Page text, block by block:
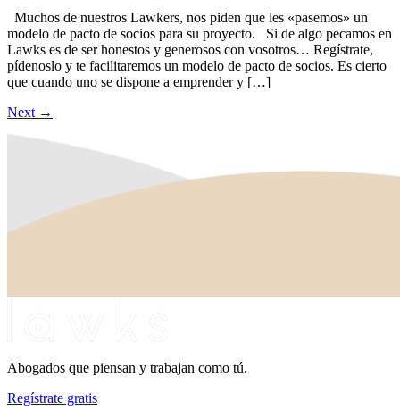
Muchos de nuestros Lawkers, nos piden que les «pasemos» un
modelo de pacto de socios para su proyecto. Si de algo pecamos en
Lawks es de ser honestos y generosos con vosotros… Regístrate,
pídenoslo y te facilitaremos un modelo de pacto de socios. Es cierto
que cuando uno se dispone a emprender y […]
Next →
Abogados que piensan y trabajan como tú.
Regístrate gratis